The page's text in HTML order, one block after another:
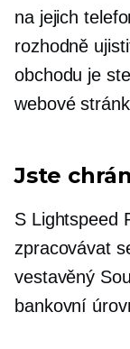
na jejich
rozhodně
obchodu je
webové
Jste
S Lightspeed
zpracovávat
vestavěný
bankovní